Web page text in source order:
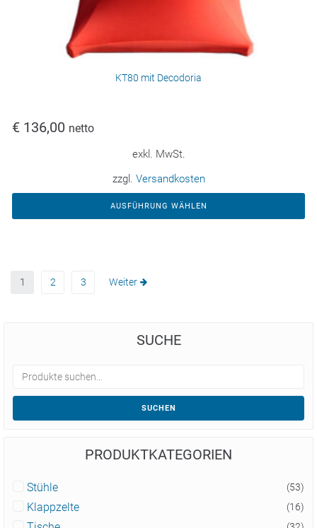
KT80 mit Decodoria
€ 136,00 netto
exkl. MwSt.
zzgl. Versandkosten
AUSFÜHRUNG WÄHLEN
1 2 3 Weiter
SUCHE
SUCHEN
PRODUKTKATEGORIEN
Stühle (53)
Klappzelte (16)